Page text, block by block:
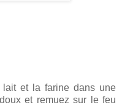
lait et la farine dans une
et remuez sur le feu